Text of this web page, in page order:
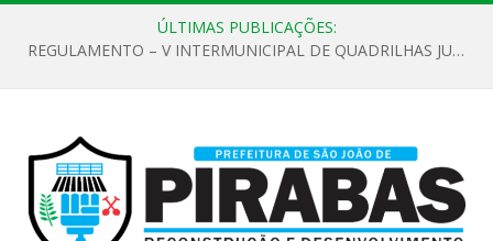
ÚLTIMAS PUBLICAÇÕES:
REGULAMENTO – V INTERMUNICIPAL DE QUADRILHAS JUNINAS 2026